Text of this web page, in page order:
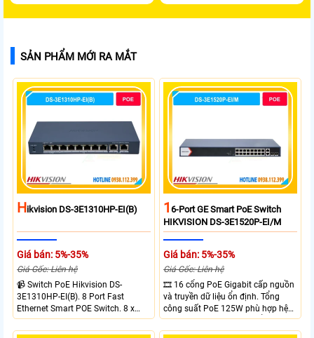
SẢN PHẨM MỚI RA MẮT
HIkvision DS-3E1310HP-EI(B)
Giá bán: 5%-35%
Giá Gốc: Liên hệ
📹 Switch PoE Hikvision DS-
3E1310HP-EI(B). 8 Port Fast
Ethernet Smart POE Switch. 8 x
10/100M PoE Ports, 2 x Gigabit
Uplink Ports.
16-Port GE Smart PoE Switch
HIKVISION DS-3E1520P-EI/M
Giá bán: 5%-35%
Giá Gốc: Liên hệ
🎞 16 cổng PoE Gigabit cấp nguồn
và truyền dữ liệu ổn định. Tổng
công suất PoE 125W phù hợp hệ
thống camera IP vừa. 2 cổng RJ45
Gigabit và 2 cổng quang SFP mở